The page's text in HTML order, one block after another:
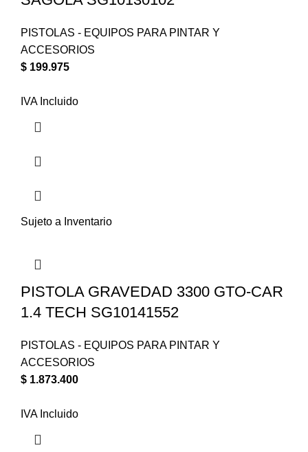
PISTOLAS - EQUIPOS PARA PINTAR Y
ACCESORIOS
$ 199.975
IVA Incluido
Sujeto a Inventario
PISTOLA GRAVEDAD 3300 GTO-CAR
1.4 TECH SG10141552
PISTOLAS - EQUIPOS PARA PINTAR Y
ACCESORIOS
$ 1.873.400
IVA Incluido